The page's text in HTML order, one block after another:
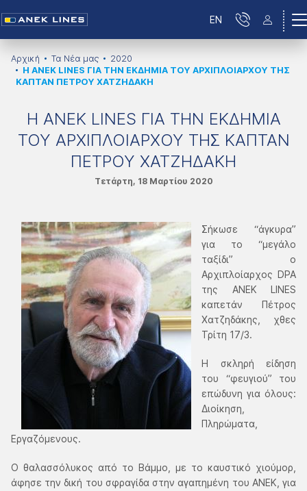
EN
Αρχική Τα Νέα μας
2020
H ANEK LINES ΓΙΑ ΤΗΝ ΕΚΔΗΜΙΑ ΤΟΥ ΑΡΧΙΠΛΟΙΑΡΧΟΥ ΤΗΣ
ΚΑΠΤΑΝ ΠΕΤΡΟΥ ΧΑΤΖΗΔΑΚΗ
H ANEK LINES ΓΙΑ ΤΗΝ ΕΚΔΗΜΙΑ
ΤΟΥ ΑΡΧΙΠΛΟΙΑΡΧΟΥ ΤΗΣ ΚΑΠΤΑΝ
ΠΕΤΡΟΥ ΧΑΤΖΗΔΑΚΗ
Τετάρτη, 18 Μαρτίου 2020
Σήκωσε “άγκυρα”
για το “μεγάλο
ταξίδι” ο
Αρχιπλοίαρχος DPA
της ΑΝΕΚ LINES
καπετάν Πέτρος
Χατζηδάκης, χθες
Τρίτη 17/3.
Η σκληρή είδηση
του “φευγιού” του
επώδυνη για όλους:
Διοίκηση,
Πληρώματα,
Εργαζόμενους.
Ο θαλασσόλυκος από το Βάμμο, με το καυστικό χιούμορ,
άφησε την δική του σφραγίδα στην αγαπημένη του ΑΝΕΚ, για